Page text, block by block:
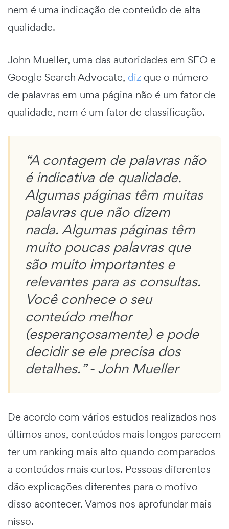
nem é uma indicação de conteúdo de alta
qualidade.
John Mueller, uma das autoridades em SEO e
Google Search Advocate, diz que o número
de palavras em uma página não é um fator de
qualidade, nem é um fator de classificação.
“A contagem de palavras não
é indicativa de qualidade.
Algumas páginas têm muitas
palavras que não dizem
nada. Algumas páginas têm
muito poucas palavras que
são muito importantes e
relevantes para as consultas.
Você conhece o seu
conteúdo melhor
(esperançosamente) e pode
decidir se ele precisa dos
detalhes.” - John Mueller
De acordo com vários estudos realizados nos
últimos anos, conteúdos mais longos parecem
ter um ranking mais alto quando comparados
a conteúdos mais curtos. Pessoas diferentes
dão explicações diferentes para o motivo
disso acontecer. Vamos nos aprofundar mais
nisso.